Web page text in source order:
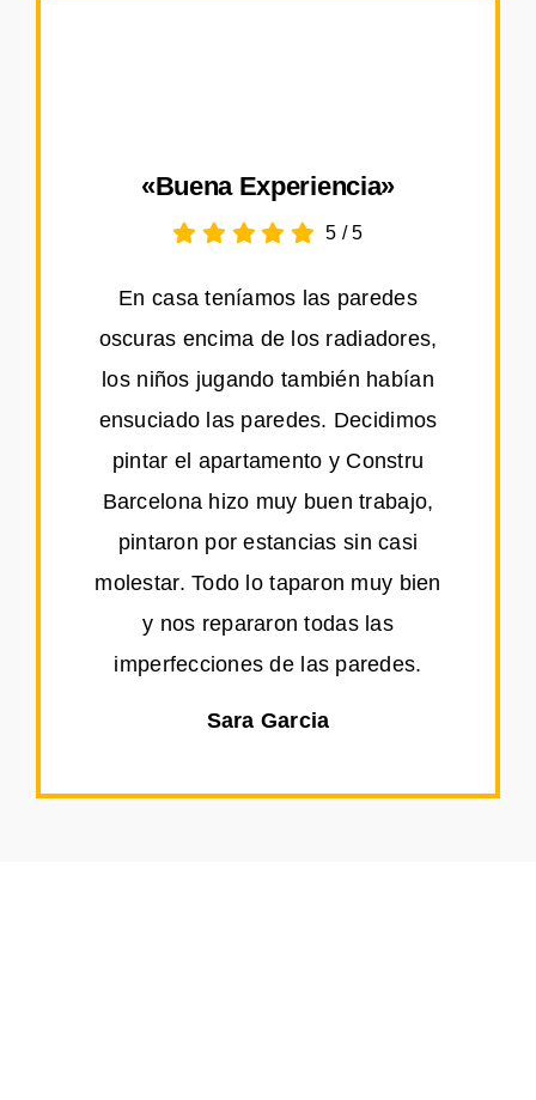
«Buena Experiencia»
5 /5
En casa teníamos las paredes
oscuras encima de los radiadores,
los niños jugando también habían
ensuciado las paredes. Decidimos
pintar el apartamento y Constru
Barcelona hizo muy buen trabajo,
pintaron por estancias sin casi
molestar. Todo lo taparon muy bien
y nos repararon todas las
imperfecciones de las paredes.
Sara Garcia